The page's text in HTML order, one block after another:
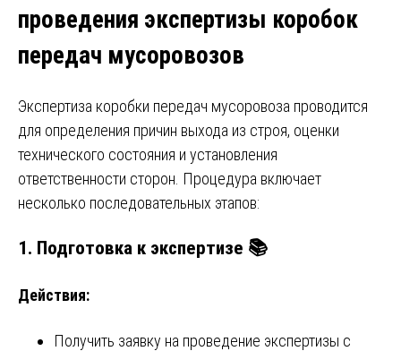
проведения экспертизы коробок
передач мусоровозов
Экспертиза коробки передач мусоровоза проводится
для определения причин выхода из строя, оценки
технического состояния и установления
ответственности сторон. Процедура включает
несколько последовательных этапов:
1. Подготовка к экспертизе 📚
Действия:
Получить заявку на проведение экспертизы с